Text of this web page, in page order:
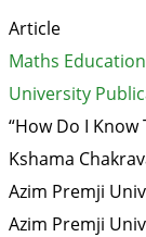
Article
Maths Education
University
“How Do I Know
Kshama
Azim Premji
Azim Premji